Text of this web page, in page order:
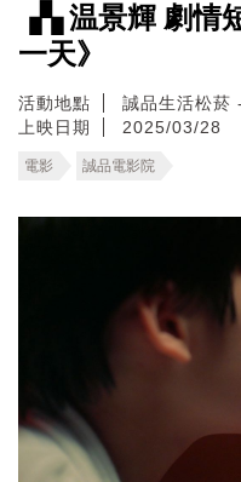
▗▚ 温景輝 劇情
一天》
活動地點
誠品生活松菸
上映日期
2025/03/28
電影 誠品電影院